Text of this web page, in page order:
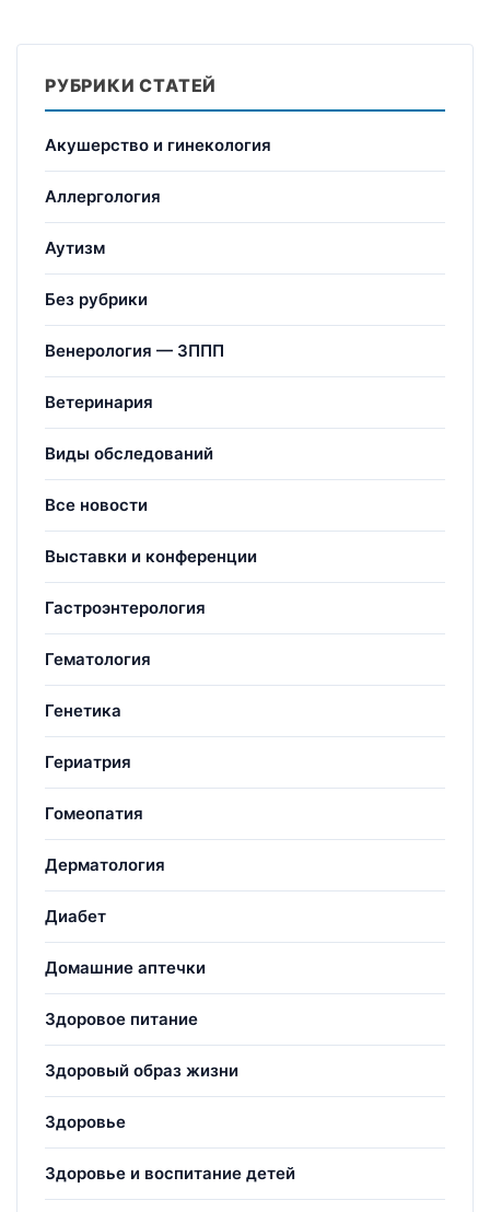
РУБРИКИ СТАТЕЙ
Акушерство и гинекология
Аллергология
Аутизм
Без рубрики
Венерология — ЗППП
Ветеринария
Виды обследований
Все новости
Выставки и конференции
Гастроэнтерология
Гематология
Генетика
Гериатрия
Гомеопатия
Дерматология
Диабет
Домашние аптечки
Здоровое питание
Здоровый образ жизни
Здоровье
Здоровье и воспитание детей